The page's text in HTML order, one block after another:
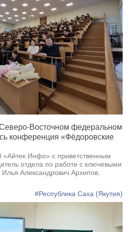
Восточном федеральном
конференция «Фёдоровские
«Айтек Инфо» с приветственным
отдела по работе с ключевыми
Александрович Архипов.
#Республика Саха (Якутия)